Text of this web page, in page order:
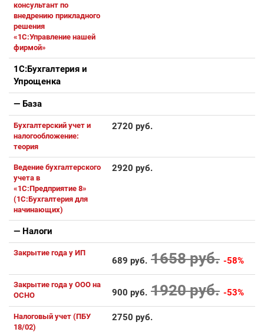
консультант по
внедрению прикладного
решения
«1С:Управление нашей
фирмой»
1С:Бухгалтерия и
Упрощенка
— База
Бухгалтерский учет и
налогообложение:
теория
2720 руб.
Ведение бухгалтерского
учета в
«1С:Предприятие 8»
(1С:Бухгалтерия для
начинающих)
2920 руб.
— Налоги
Закрытие года у ИП
689 руб. 1658 руб. -58%
Закрытие года у ООО на
ОСНО
900 руб. 1920 руб. -53%
Налоговый учет (ПБУ
18/02)
2750 руб.